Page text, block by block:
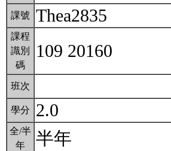
課號 Thea2835
課程
識別
碼
109 20160
班次
學分 2.0
全/半
年
半年